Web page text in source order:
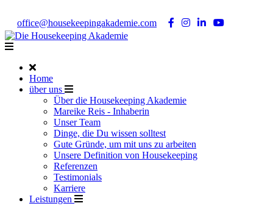
office@housekeepingakademie.com
Home
über uns
Über die Housekeeping Akademie
Mareike Reis - Inhaberin
Unser Team
Dinge, die Du wissen solltest
Gute Gründe, um mit uns zu arbeiten
Unsere Definition von Housekeeping
Referenzen
Testimonials
Karriere
Leistungen